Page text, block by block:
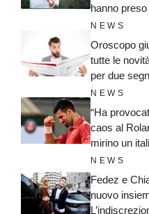
hanno
NEWS
Oroscopo
tutte le
per due
NEWS
“Ha
caos al
mirino un
NEWS
Fedez e
nuovo